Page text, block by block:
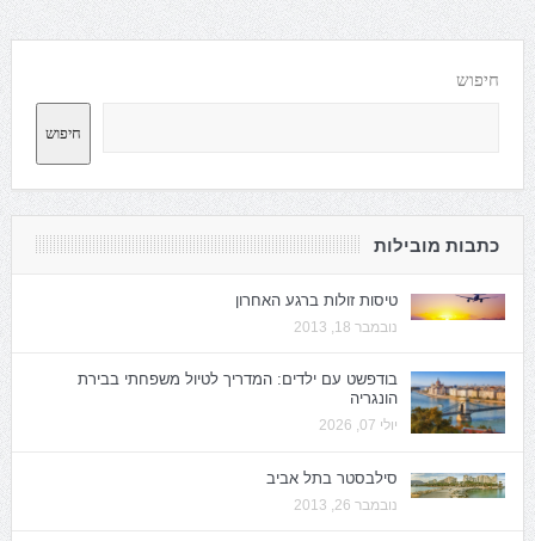
חיפוש
חיפוש
כתבות מובילות
טיסות זולות ברגע האחרון
נובמבר 18, 2013
בודפשט עם ילדים: המדריך לטיול משפחתי בבירת
הונגריה
יולי 07, 2026
סילבסטר בתל אביב
נובמבר 26, 2013